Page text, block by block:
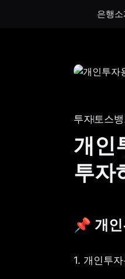
은행소
토스
게임
생계
투자 토스
개인
투자
📌 개
1. 개인투